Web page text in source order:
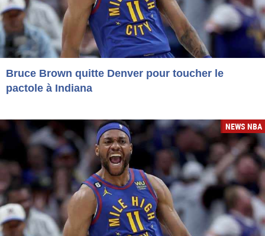
Bruce Brown quitte Denver pour toucher le
pactole à Indiana
NEWS NBA